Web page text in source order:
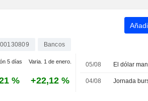
Bancos
5 días Varia. 1 de enero.
% +22,12 %
05/08
04/08